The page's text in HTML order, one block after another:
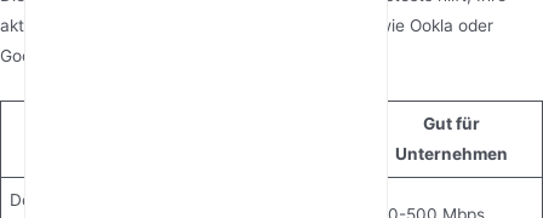
aktuelle Verbindung zu bewerten. Beliebte Tools wie Ookla oder
Googles Test messen:
Gut für
Unternehmen
Download-
100-500 Mbps